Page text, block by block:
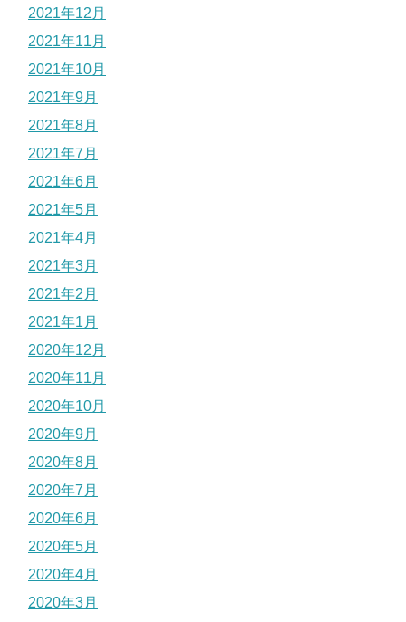
2021年12月
2021年11月
2021年10月
2021年9月
2021年8月
2021年7月
2021年6月
2021年5月
2021年4月
2021年3月
2021年2月
2021年1月
2020年12月
2020年11月
2020年10月
2020年9月
2020年8月
2020年7月
2020年6月
2020年5月
2020年4月
2020年3月